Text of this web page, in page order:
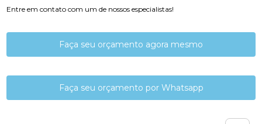
Entre em contato com um de nossos especialistas!
Faça seu orçamento agora mesmo
Faça seu orçamento por Whatsapp